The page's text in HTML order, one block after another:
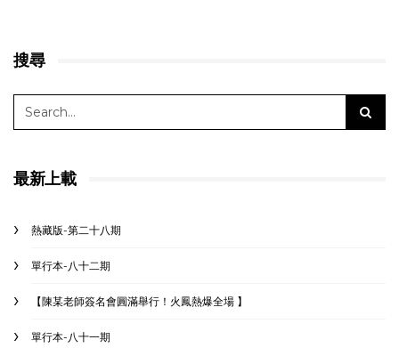
搜尋
最新上載
熱藏版-第二十八期
單行本-八十二期
【陳某老師簽名會圓滿舉行！火鳳熱爆全場 】
單行本-八十一期